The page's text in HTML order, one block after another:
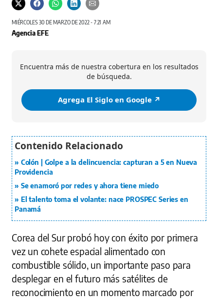
MIÉRCOLES 30 DE MARZO DE 2022 - 7:21 AM
Agencia EFE
Encuentra más de nuestra cobertura en los resultados
de búsqueda.
Agrega El Siglo en Google ↗️
Colón | Golpe a la delincuencia: capturan a 5 en Nueva
Providencia
Se enamoró por redes y ahora tiene miedo
El talento toma el volante: nace PROSPEC Series en
Panamá
Corea del Sur probó hoy con éxito por primera
vez un cohete espacial alimentado con
combustible sólido, un importante paso para
desplegar en el futuro más satélites de
reconocimiento en un momento marcado por